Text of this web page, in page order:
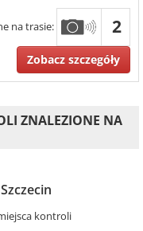
na trasie: 2
Zobacz szczegóły
ZNALEZIONE NA
kontroli